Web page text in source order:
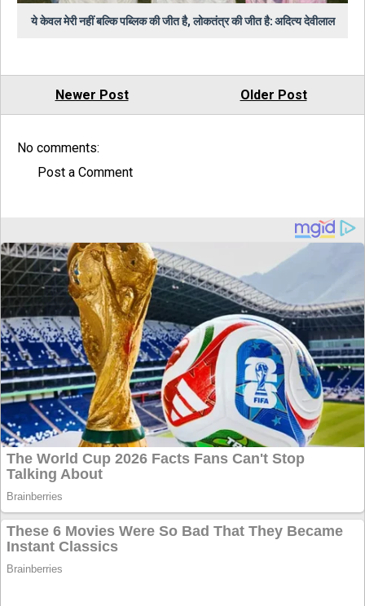
ये केवल मेरी नहीं बल्कि पब्लिक की जीत है, लोकतंत्र की जीत है: अदित्य देवीलाल
Newer Post Older Post
No comments:
Post a Comment